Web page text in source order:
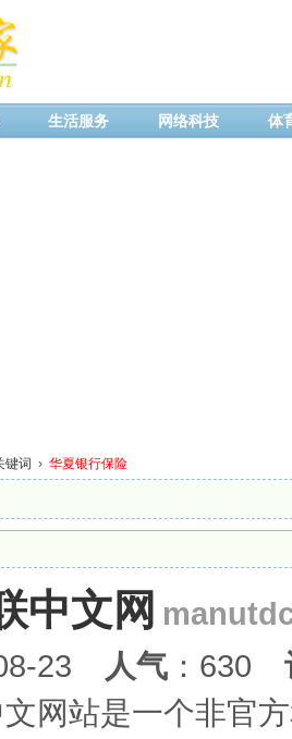
生活服务 网络科技 体
键词 › 华夏银行保险
中文网
23 人气 ：630
网站是一个非官